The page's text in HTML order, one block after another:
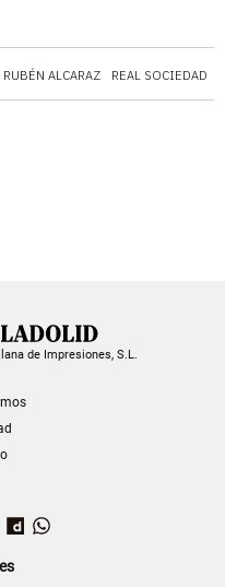
RUBÉN ALCARAZ REAL SOCIEDAD
de Impresiones, S.L.
YouTubeDailymotion